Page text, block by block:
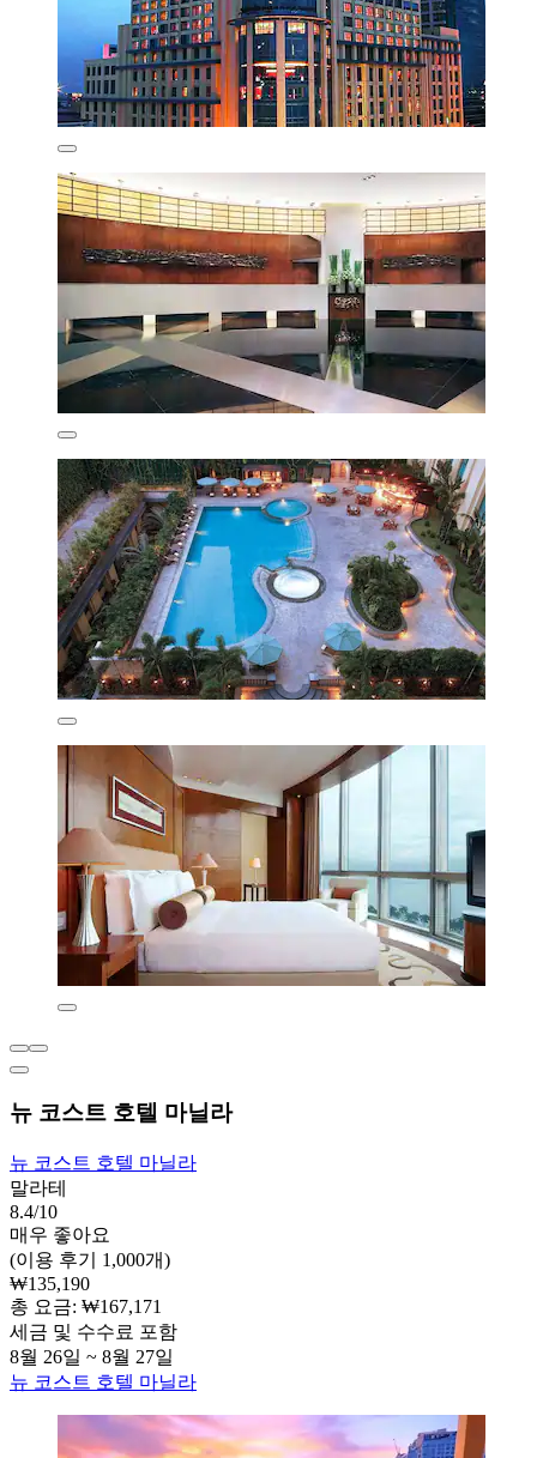
뉴 코스트 호텔 마닐라
뉴 코스트 호텔 마닐라
말라테
8.4/10
매우 좋아요
(이용 후기 1,000개)
₩135,190
총 요금: ₩167,171
세금 및 수수료 포함
8월 26일 ~ 8월 27일
뉴 코스트 호텔 마닐라